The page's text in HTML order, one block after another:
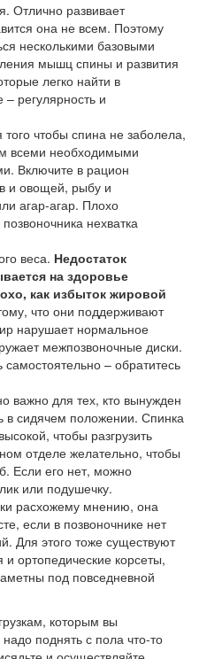
Отлично развивает
она не всем. Поэтому
несколькими базовыми
мышц спины и развития
легко найти в
– регулярность и
чтобы спина не заболела,
всеми необходимыми
Включите в рацион
и овощей, рыбу и
агар-агар. Плохо
нехватка
веса. Недостаток
на здоровье
как избыток жировой
что они поддерживают
нарушает нормальное
межпозвоночные диски.
– обратитесь
важно для тех, кто вынужден
в сидячем положении. Спинка
чтобы разгрузить
отделе желательно, чтобы
Если его нет, можно
или подушечку.
расхожему мнению, она
если в позвоночнике нет
Для этого тоже существуют
ортопедические корсеты,
под повседневной
которым вы
поднять с пола что-то